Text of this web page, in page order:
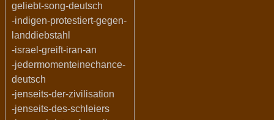
geliebt-song-deutsch
-indigen-protestiert-gegen-
landdiebstahl
-israel-greift-iran-an
-jedermomenteinechance-
deutsch
-jenseits-der-zivilisation
-jenseits-des-schleiers